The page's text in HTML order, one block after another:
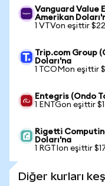
Vanguard Value
Amerikan
1 VTVon eşittir
Trip.com Group
Doları'na
1 TCOMon eşittir
Entegris (Ondo
1 ENTGon eşittir
Rigetti
Doları'na
1 RGTIon eşittir
Diğer kurları